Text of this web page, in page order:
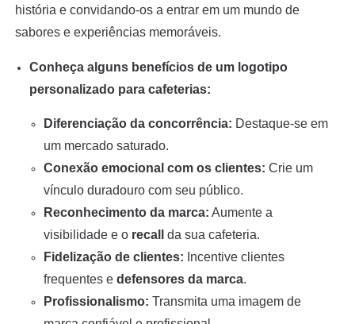
história e convidando-os a entrar em um mundo de
sabores e experiências memoráveis.
Conheça alguns benefícios de um logotipo
personalizado para cafeterias:
Diferenciação da concorrência: Destaque-se em
um mercado saturado.
Conexão emocional com os clientes: Crie um
vínculo duradouro com seu público.
Reconhecimento da marca: Aumente a
visibilidade e o recall
da sua cafeteria.
Fidelização de clientes: Incentive clientes
frequentes e defensores da marca.
Profissionalismo: Transmita uma imagem de